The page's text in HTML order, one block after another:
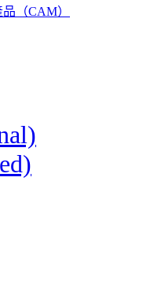
（CAM）